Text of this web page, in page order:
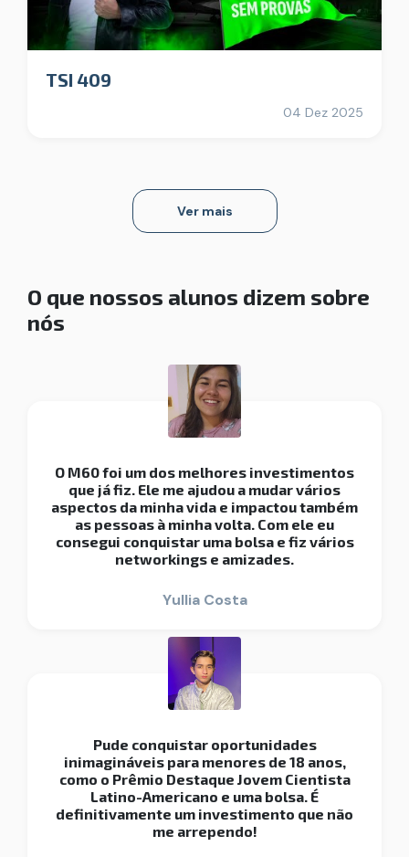
TSI 409
04 Dez 2025
Ver mais
O que nossos alunos dizem sobre
nós
O M60 foi um dos melhores investimentos
que já fiz. Ele me ajudou a mudar vários
aspectos da minha vida e impactou também
as pessoas à minha volta. Com ele eu
consegui conquistar uma bolsa e fiz vários
networkings e amizades.
Yullia Costa
Pude conquistar oportunidades
inimagináveis para menores de 18 anos,
como o Prêmio Destaque Jovem Cientista
Latino-Americano e uma bolsa. É
definitivamente um investimento que não
me arrependo!